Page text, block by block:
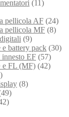
(11)
pellicola AF (24)
pellicola MF (8)
(9)
battery pack (30)
EF (57)
e FL (MF) (42)
(8)